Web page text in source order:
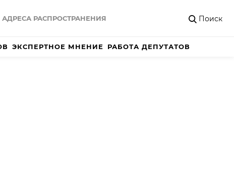
АДРЕСА РАСПРОСТРАНЕНИЯ Поиск
ЭКСПЕРТНОЕ МНЕНИЕ РАБОТА ДЕПУТАТОВ